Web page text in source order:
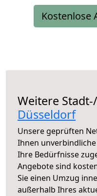
Kostenlose
Weitere
Düsseldorf
Unsere geprüften
Ihnen
Ihre Bedürfnisse
Angebote sind
Sie einen Umzug
außerhalb Ihres